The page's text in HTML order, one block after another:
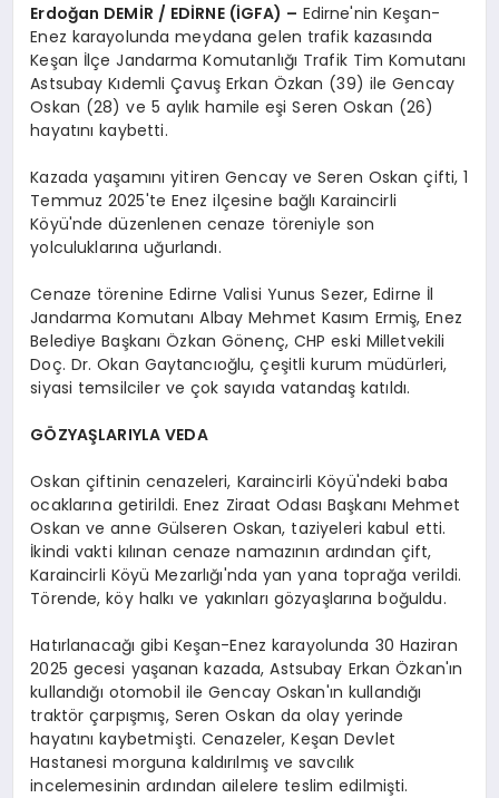
Erdoğan DEMİR / EDİRNE (İGFA) – Edirne'nin Keşan-
Enez karayolunda meydana gelen trafik kazasında
Keşan İlçe Jandarma Komutanlığı Trafik Tim Komutanı
Astsubay Kıdemli Çavuş Erkan Özkan (39) ile Gencay
Oskan (28) ve 5 aylık hamile eşi Seren Oskan (26)
hayatını kaybetti.
Kazada yaşamını yitiren Gencay ve Seren Oskan çifti, 1
Temmuz 2025'te Enez ilçesine bağlı Karaincirli
Köyü'nde düzenlenen cenaze töreniyle son
yolculuklarına uğurlandı.
Cenaze törenine Edirne Valisi Yunus Sezer, Edirne İl
Jandarma Komutanı Albay Mehmet Kasım Ermiş, Enez
Belediye Başkanı Özkan Gönenç, CHP eski Milletvekili
Doç. Dr. Okan Gaytancıoğlu, çeşitli kurum müdürleri,
siyasi temsilciler ve çok sayıda vatandaş katıldı.
GÖZYAŞLARIYLA VEDA
Oskan çiftinin cenazeleri, Karaincirli Köyü'ndeki baba
ocaklarına getirildi. Enez Ziraat Odası Başkanı Mehmet
Oskan ve anne Gülseren Oskan, taziyeleri kabul etti.
İkindi vakti kılınan cenaze namazının ardından çift,
Karaincirli Köyü Mezarlığı'nda yan yana toprağa verildi.
Törende, köy halkı ve yakınları gözyaşlarına boğuldu.
Hatırlanacağı gibi Keşan-Enez karayolunda 30 Haziran
2025 gecesi yaşanan kazada, Astsubay Erkan Özkan'ın
kullandığı otomobil ile Gencay Oskan'ın kullandığı
traktör çarpışmış, Seren Oskan da olay yerinde
hayatını kaybetmişti. Cenazeler, Keşan Devlet
Hastanesi morguna kaldırılmış ve savcılık
incelemesinin ardından ailelere teslim edilmişti.